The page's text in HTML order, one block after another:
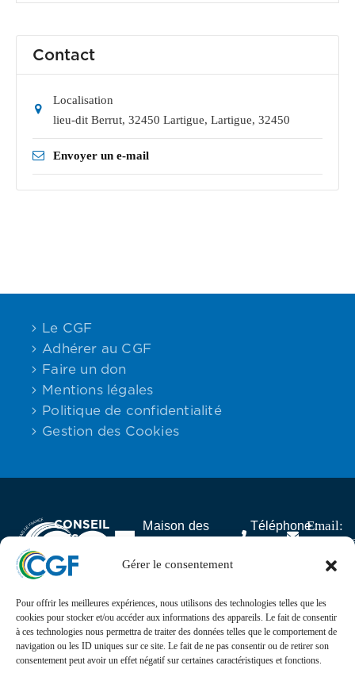
Gérer le consentement
Pour offrir les meilleures expériences, nous utilisons des technologies telles que les
cookies pour stocker et/ou accéder aux informations des appareils. Le fait de consentir
à ces technologies nous permettra de traiter des données telles que le comportement de
navigation ou les ID uniques sur ce site. Le fait de ne pas consentir ou de retirer son
consentement peut avoir un effet négatif sur certaines caractéristiques et fonctions.
Contact
Localisation
lieu-dit Berrut, 32450 Lartigue, Lartigue, 32450
Envoyer un e-mail
Le CGF
Adhérer au CGF
Faire un don
Mentions légales
Politique de confidentialité
Gestion des Cookies
CONSEIL
DES
GABONAIS
DE FRANCE
Maison des
25 rue Lantiez,
Téléphone :Email:
Actualités
Suivez l’actualité, l’agenda, les projets et les
événements du Conseil des Gabonais de France sur nos